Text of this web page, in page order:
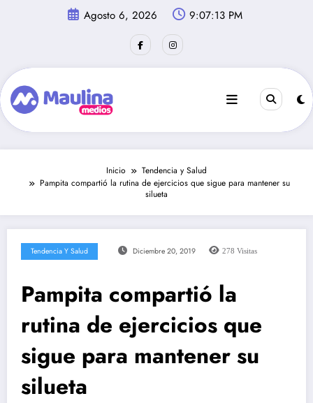
Agosto 6, 2026 9:07:14 PM
Inicio
Tendencia y Salud
Pampita compartió la rutina de ejercicios que sigue para mantener su
silueta
Tendencia Y Salud Diciembre 20, 2019 278 Visitas
Pampita compartió la
rutina de ejercicios que
sigue para mantener su
silueta